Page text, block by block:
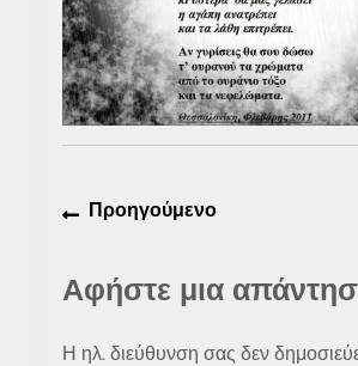
Πλοήγηση
άρθρων
ΠροηγούμενοΠροηγούμενο
Αφήστε μια
Η ηλ. διεύθυνση σας δεν